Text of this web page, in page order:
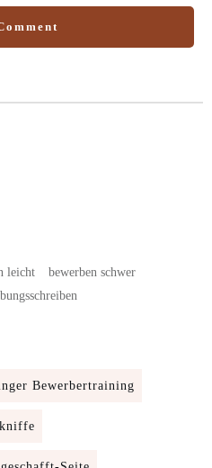
leicht
bewerben schwer
Bewerbertraining